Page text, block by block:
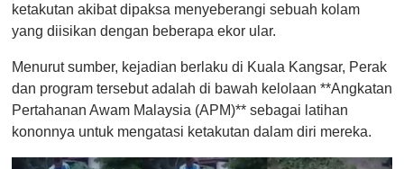
ketakutan akibat dipaksa menyeberangi sebuah kolam
yang diisikan dengan beberapa ekor ular.
Menurut sumber, kejadian berlaku di Kuala Kangsar, Perak
dan program tersebut adalah di bawah kelolaan **Angkatan
Pertahanan Awam Malaysia (APM)** sebagai latihan
kononnya untuk mengatasi ketakutan dalam diri mereka.